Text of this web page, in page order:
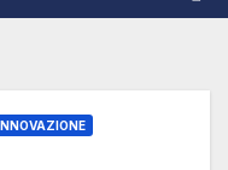
INNOVAZIONE